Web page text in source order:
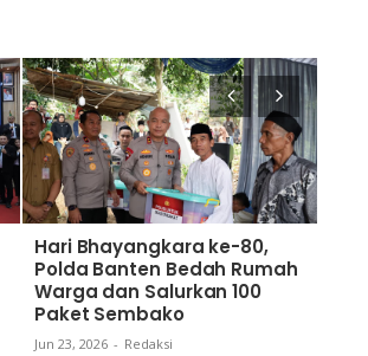
Hari Bhayangkara ke-80,
Polda Banten Bedah Rumah
Warga dan Salurkan 100
Paket Sembako
Jun 23, 2026 - Redaksi